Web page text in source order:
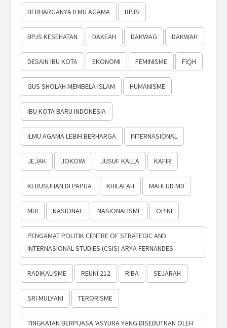
BERHARGANYA ILMU AGAMA BPJS
BPJS KESEHATAN DAKEAH DAKWAG DAKWAH
DESAIN IBU KOTA EKONOMI FEMINISME FIQH
GUS SHOLAH MEMBELA ISLAM HUMANISME
IBU KOTA BARU INDONESIA
ILMU AGAMA LEBIH BERHARGA INTERNASIONAL
JEJAK JOKOWI JUSUF KALLA KAFIR
KERUSUHAN DI PAPUA KHILAFAH MAHFUD MD
MUI NASIONAL NASIONALISME OPINI
PENGAMAT POLITIK CENTRE OF STRATEGIC AND
INTERNASIONAL STUDIES (CSIS) ARYA FERNANDES
RADIKALISME REUNI 212 RIBA SEJARAH
SRI MULYANI TERORISME
TINGKATAN BERPUASA ‘ASYURA YANG DISEBUTKAN OLEH